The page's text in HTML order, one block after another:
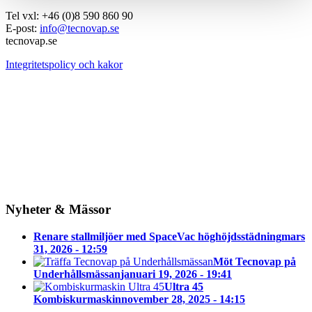
Tel vxl: +46 (0)8 590 860 90
E-post: info@tecnovap.se
tecnovap.se
Integritetspolicy och kakor
Nyheter & Mässor
Renare stallmiljöer med SpaceVac höghöjdsstädningmars
31, 2026 - 12:59
Möt Tecnovap på
Underhållsmässanjanuari 19, 2026 - 19:41
Ultra 45
Kombiskurmaskinnovember 28, 2025 - 14:15